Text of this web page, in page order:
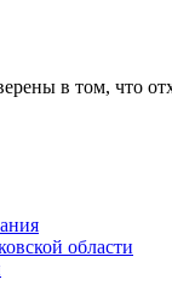
в том, что
области